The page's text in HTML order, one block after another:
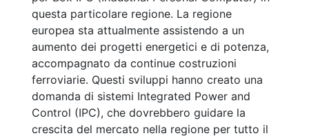
questa particolare regione. La regione
europea sta attualmente assistendo a un
aumento dei progetti energetici e di potenza,
accompagnato da continue costruzioni
ferroviarie. Questi sviluppi hanno creato una
domanda di sistemi Integrated Power and
Control (IPC), che dovrebbero guidare la
crescita del mercato nella regione per tutto il